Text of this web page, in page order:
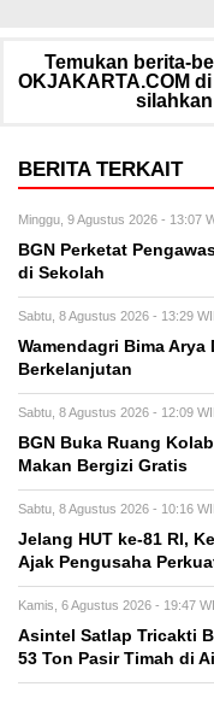
Temukan berita-
OKJAKARTA.COM di
BERITA TERKAIT
Minggu, 9 Agustus 2026 - 13:07
BGN Perketat
di Sekolah
Sabtu, 8 Agustus 2026 - 13:29
Wamendagri Bima
Berkelanjutan
Sabtu, 8 Agustus 2026 - 12:09
BGN Buka Ruang
Makan Bergizi Gratis
Sabtu, 8 Agustus 2026 - 10:16
Jelang HUT ke-81 RI,
Ajak Pengusaha
Kamis, 6 Agustus 2026 - 19:47
Asintel Satlap Tricakti
53 Ton Pasir Timah di